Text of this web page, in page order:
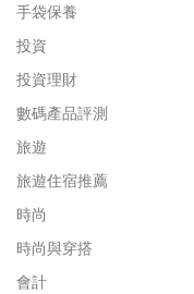
手袋保養
投資
投資理財
數碼產品評測
旅遊
旅遊住宿推薦
時尚
時尚與穿搭
會計